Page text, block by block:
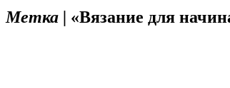
Метка | «Вязание для